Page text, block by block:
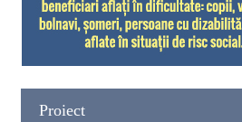
Proiect